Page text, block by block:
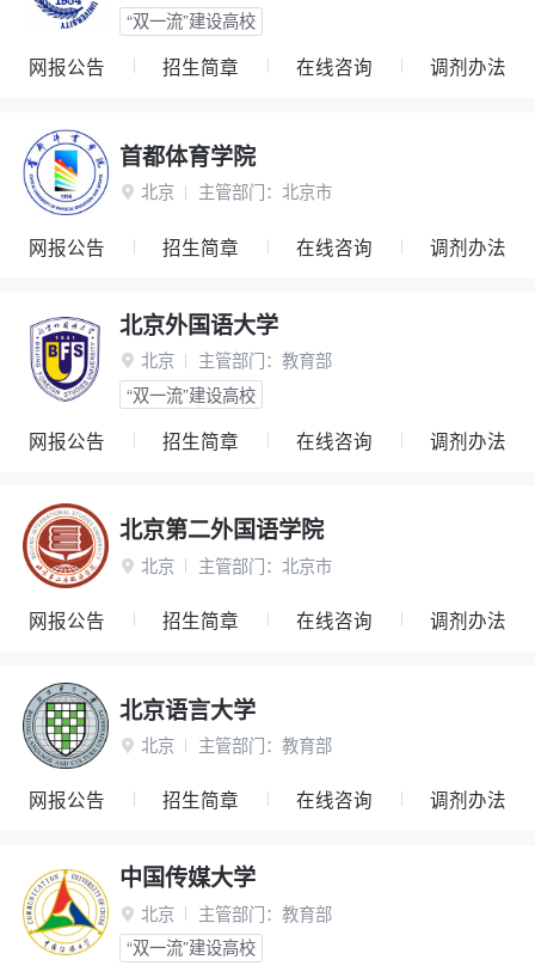
“双一流”建设高校
网报公告 招生简章 在线咨询 调剂办法
首都体育学院
 北京 主管部门： 北京市
网报公告 招生简章 在线咨询 调剂办法
北京外国语大学
 北京 主管部门： 教育部
“双一流”建设高校
网报公告 招生简章 在线咨询 调剂办法
北京第二外国语学院
 北京 主管部门： 北京市
网报公告 招生简章 在线咨询 调剂办法
北京语言大学
 北京 主管部门： 教育部
网报公告 招生简章 在线咨询 调剂办法
中国传媒大学
 北京 主管部门： 教育部
“双一流”建设高校